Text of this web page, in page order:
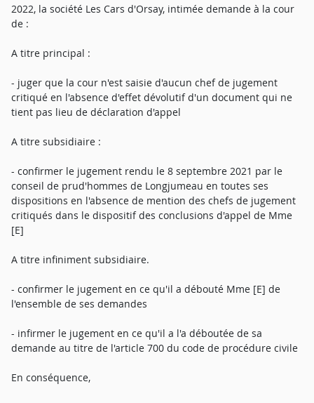
2022, la société Les Cars d'Orsay, intimée demande à la cour
de :
A titre principal :
- juger que la cour n'est saisie d'aucun chef de jugement
critiqué en l'absence d'effet dévolutif d'un document qui ne
tient pas lieu de déclaration d'appel
A titre subsidiaire :
- confirmer le jugement rendu le 8 septembre 2021 par le
conseil de prud'hommes de Longjumeau en toutes ses
dispositions en l'absence de mention des chefs de jugement
critiqués dans le dispositif des conclusions d'appel de Mme
[E]
A titre infiniment subsidiaire.
- confirmer le jugement en ce qu'il a débouté Mme [E] de
l'ensemble de ses demandes
- infirmer le jugement en ce qu'il a l'a déboutée de sa
demande au titre de l'article 700 du code de procédure civile
En conséquence,